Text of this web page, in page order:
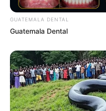
GUATEMALA DENTAL
Guatemala Dental